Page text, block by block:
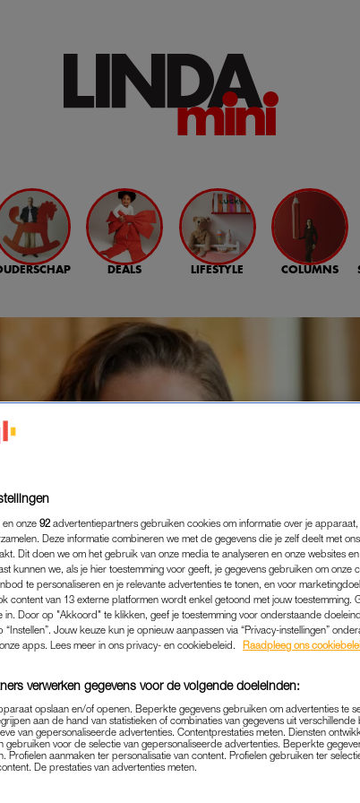
DEALS LIFESTYLE COLUMNS
OUDERSCHAP| MAMA IS DE BAAS
en onze 92 advertentiepartners gebruiken cookies om informatie over je
Deze informatie combineren we met de gegevens die je zelf deelt met
Dit doen we om het gebruik van onze media te analyseren en onze websites
kunnen we, als je hier toestemming voor geeft, je gegevens gebruiken om onze
te personaliseren en je relevante advertenties te tonen, en voor
content van 13 externe platformen wordt enkel getoond met jouw toestemming.
in. Door op "Akkoord" te klikken, geef je toestemming voor onderstaande
Jouw keuze kun je opnieuw aanpassen via “Privacy-instellingen”
apps. Lees meer in ons privacy- en cookiebeleid.
Raadpleeg ons
verwerken gegevens voor de volgende doeleinden:
opslaan en/of openen. Beperkte gegevens gebruiken om advertenties te
aan de hand van statistieken of combinaties van gegevens uit verschillende
van gepersonaliseerde advertenties. Contentprestaties meten. Diensten
gebruiken voor de selectie van gepersonaliseerde advertenties. Beperkte
Profielen aanmaken ter personalisatie van content. Profielen gebruiken ter
De prestaties van advertenties meten.